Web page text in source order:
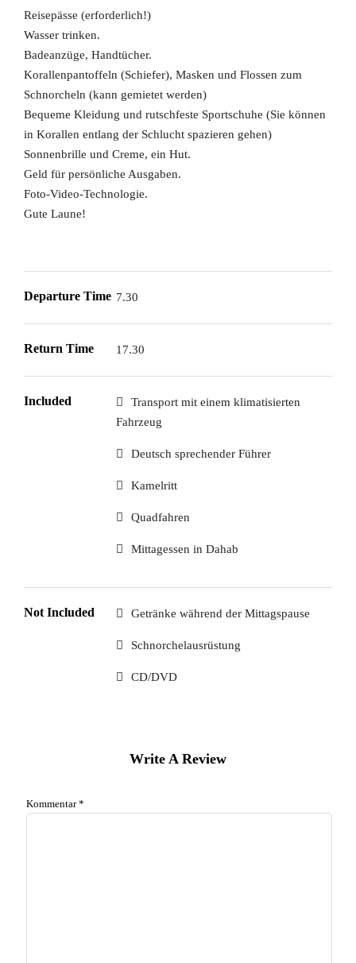
Reisepässe (erforderlich!)
Wasser trinken.
Badeanzüge, Handtücher.
Korallenpantoffeln (Schiefer), Masken und Flossen zum
Schnorcheln (kann gemietet werden)
Bequeme Kleidung und rutschfeste Sportschuhe (Sie können
in Korallen entlang der Schlucht spazieren gehen)
Sonnenbrille und Creme, ein Hut.
Geld für persönliche Ausgaben.
Foto-Video-Technologie.
Gute Laune!
Departure Time 7.30
Return Time 17.30
Included
Transport mit einem klimatisierten
Fahrzeug
Deutsch sprechender Führer
Kamelritt
Quadfahren
Mittagessen in Dahab
Not Included Getränke während der Mittagspause
Schnorchelausrüstung
CD/DVD
Write A Review
Kommentar*